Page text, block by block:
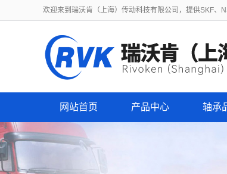
欢迎来到瑞沃肯（上海）传动科技有限公司，提供SKF、
网站首页 产品中心 轴承